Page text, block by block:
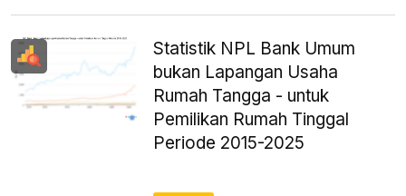
Statistik NPL Bank Umum
bukan Lapangan Usaha
Rumah Tangga - untuk
Pemilikan Rumah Tinggal
Periode 2015-2025